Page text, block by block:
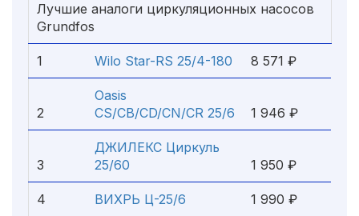
Лучшие аналоги циркуляционных насосов
Grundfos
1 Wilo Star-RS 25/4-180 8 571 ₽
2
Oasis
CS/CB/CD/CN/CR 25/6
1 946 ₽
3
ДЖИЛЕКС Циркуль
25/60
1 950 ₽
4 ВИХРЬ Ц-25/6 1 990 ₽